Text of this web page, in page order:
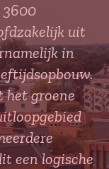
uit
in
het groene
een logische